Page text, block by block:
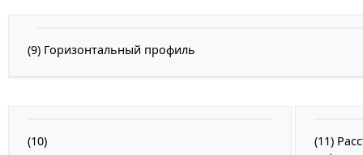
(9) Горизонтальный профиль
(10)
(11)